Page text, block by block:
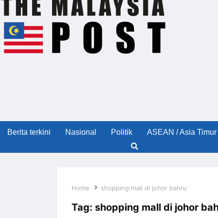
Berita terkini Nasional Politik ASEAN / Asia Timur
Home shopping mall di johor bahru
Tag: shopping mall di johor